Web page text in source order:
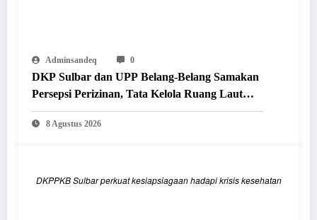
Adminsandeq 0
DKP Sulbar dan UPP Belang-Belang Samakan
Persepsi Perizinan, Tata Kelola Ruang Laut
Tertib dan Berkelanjutan
8 Agustus 2026
DKPPKB Sulbar perkuat kesiapsiagaan hadapi krisis kesehatan